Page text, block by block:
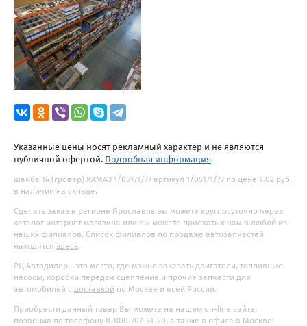
Указанные цены носят рекламный характер и не являются
публичной офертой. Подробная информация
шайба 14 (гровер) КАМАЗ 1/05171/77 артикул 1/05171/77 по цене 4.02 руб.
в наличии на складе.
Сделать заказ в регионе Ярославль вы можете круглосуточно через
каталог интернет магазина или вы можете приехать к нам в любой из
наших филиалов. Список филиалов по продаже автозапчастей
находятся здесь.
РЦ Автодилер - это место, где можно заказать двигатели, топливные
насосы, коробки передач сцепление и прочие запчасти для
автомобилей с доставкой по Москве и всей России.
Приобрести данный товар Вы можете на нашем on-line сайте,
позвонив по телефону 8-800-707-61-20, а также в офисе в Москве.